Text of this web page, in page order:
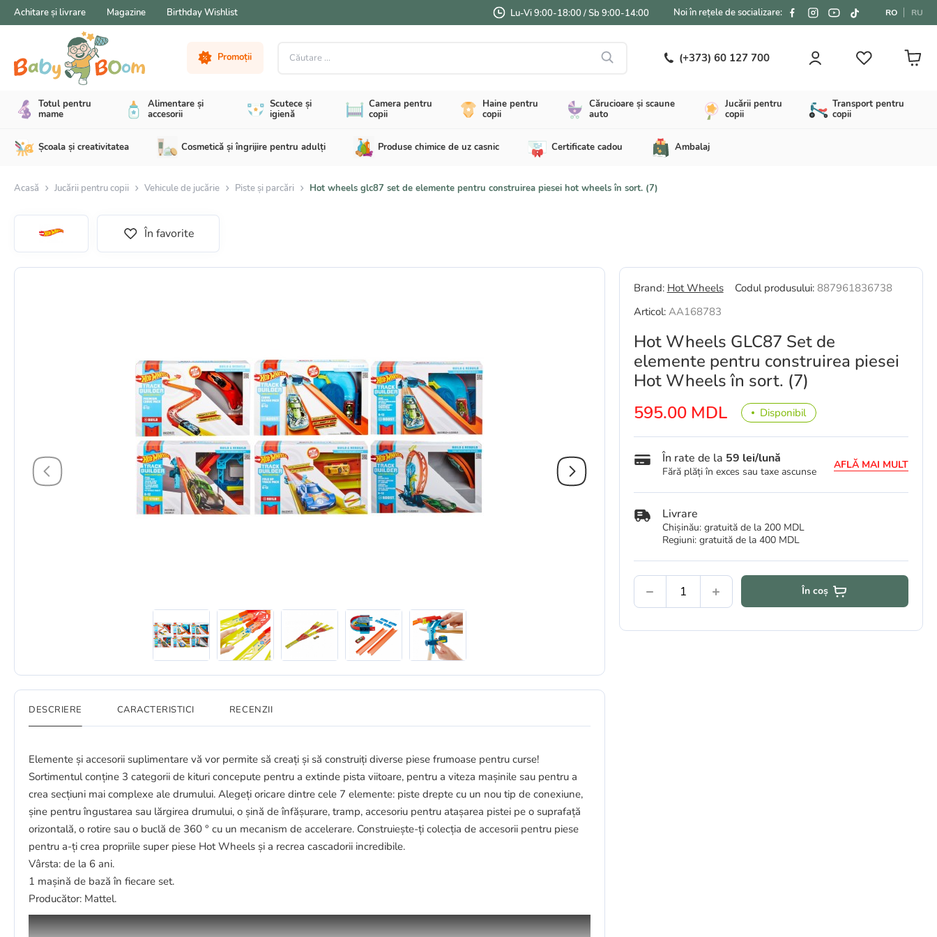
Achitare și livrare Magazine Birthday Wishlist Lu-Vi 9:00-18:00 / Sb 9:00-14:00 Noi în rețele de socializare: RO RU
Promoții (+373) 60 127 700
Totul pentru
mame
Alimentare și
accesorii
Scutece și
igienă
Camera pentru
copii
Haine pentru
copii
Cărucioare și scaune
auto
Jucării pentru
copii
Transport pentru
copii
Școala și creativitatea Cosmetică și îngrijire pentru adulți Produse chimice de uz casnic Certificate cadou Ambalaj
Acasă Jucării pentru copii Vehicule de jucărie Piste și parcări Hot wheels glc87 set de elemente pentru construirea piesei hot wheels în sort. (7)
În favorite
Brand: Hot Wheels Codul produsului: 887961836738
Articol: AA168783
Hot Wheels GLC87 Set de
elemente pentru construirea piesei
Hot Wheels în sort. (7)
595.00 MDL
Disponibil
În rate de la 59 lei/lună
Fără plăți în exces sau taxe ascunse
AFLĂ MAI MULT
Livrare
Chișinău: gratuită de la 200 MDL
Regiuni: gratuită de la 400 MDL
În coș
DESCRIERE CARACTERISTICI RECENZII
Elemente și accesorii suplimentare vă vor permite să creați și să construiți diverse piese frumoase pentru curse!
Sortimentul conține 3 categorii de kituri concepute pentru a extinde pista viitoare, pentru a viteza mașinile sau pentru a
crea secțiuni mai complexe ale drumului. Alegeți oricare dintre cele 7 elemente: piste drepte cu un nou tip de conexiune,
șine pentru îngustarea sau lărgirea drumului, o șină de înfășurare, tramp, accesoriu pentru atașarea pistei pe o suprafață
orizontală, o rotire sau o buclă de 360 ​​° cu un mecanism de accelerare. Construiește-ți colecția de accesorii pentru piese
pentru a-ți crea propriile super piese Hot Wheels și a recrea cascadorii incredibile.
Vârsta: de la 6 ani.
1 mașină de bază în fiecare set.
Producător: Mattel.